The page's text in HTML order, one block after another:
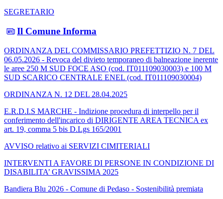
SEGRETARIO
Il Comune Informa
ORDINANZA DEL COMMISSARIO PREFETTIZIO N. 7 DEL
06.05.2026 - Revoca del divieto temporaneo di balneazione inerente
le aree 250 M SUD FOCE ASO (cod. IT011109030003) e 100 M
SUD SCARICO CENTRALE ENEL (cod. IT011109030004)
ORDINANZA N. 12 DEL 28.04.2025
E.R.D.I.S MARCHE - Indizione procedura di interpello per il
conferimento dell'incarico di DIRIGENTE AREA TECNICA ex
art. 19, comma 5 bis D.Lgs 165/2001
AVVISO relativo ai SERVIZI CIMITERIALI
INTERVENTI A FAVORE DI PERSONE IN CONDIZIONE DI
DISABILITA’ GRAVISSIMA 2025
Bandiera Blu 2026 - Comune di Pedaso - Sostenibilità premiata